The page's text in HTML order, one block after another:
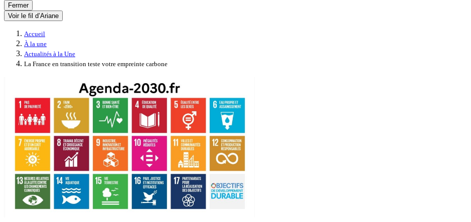
Fermer
Voir le fil d’Ariane
Accueil
À la une
Actualités à la Une
La France en transition teste votre empreinte carbone